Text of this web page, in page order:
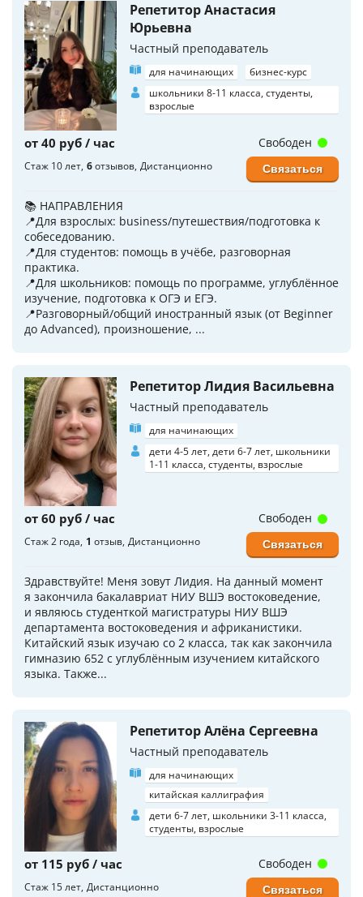
Репетитор Анастасия
Юрьевна
Частный преподаватель
для начинающих
бизнес-курс
школьники 8-11 класса, студенты,
взрослые
от 40 руб / час
Стаж 10 лет 6отзывов Дистанционно
📚 НАПРАВЛЕНИЯ
📍Для взрослых: business/путешествия/подготовка к
собеседованию.
📍Для студентов: помощь в учёбе, разговорная
практика.
📍Для школьников: помощь по программе, углублённое
изучение, подготовка к ОГЭ и ЕГЭ.
📍Разговорный/общий иностранный язык (от Beginner
до Advanced), произношение, ...
Свободен
Связаться
Репетитор Лидия Васильевна
Частный преподаватель
для начинающих
дети 4-5 лет, дети 6-7 лет, школьники
1-11 класса, студенты, взрослые
от 60 руб / час
Стаж 2 года 1 отзыв Дистанционно
Здравствуйте! Меня зовут Лидия. На данный момент
я закончила бакалавриат НИУ ВШЭ востоковедение,
и являюсь студенткой магистратуры НИУ ВШЭ
департамента востоковедения и африканистики.
Китайский язык изучаю со 2 класса, так как закончила
гимназию 652 с углублённым изучением китайского
языка. Также...
Свободен
Связаться
Репетитор Алёна Сергеевна
Частный преподаватель
для начинающих
китайская каллиграфия
дети 6-7 лет, школьники 3-11 класса,
студенты, взрослые
от 115 руб / час
Стаж 15 лет Дистанционно
Свободен
Связаться